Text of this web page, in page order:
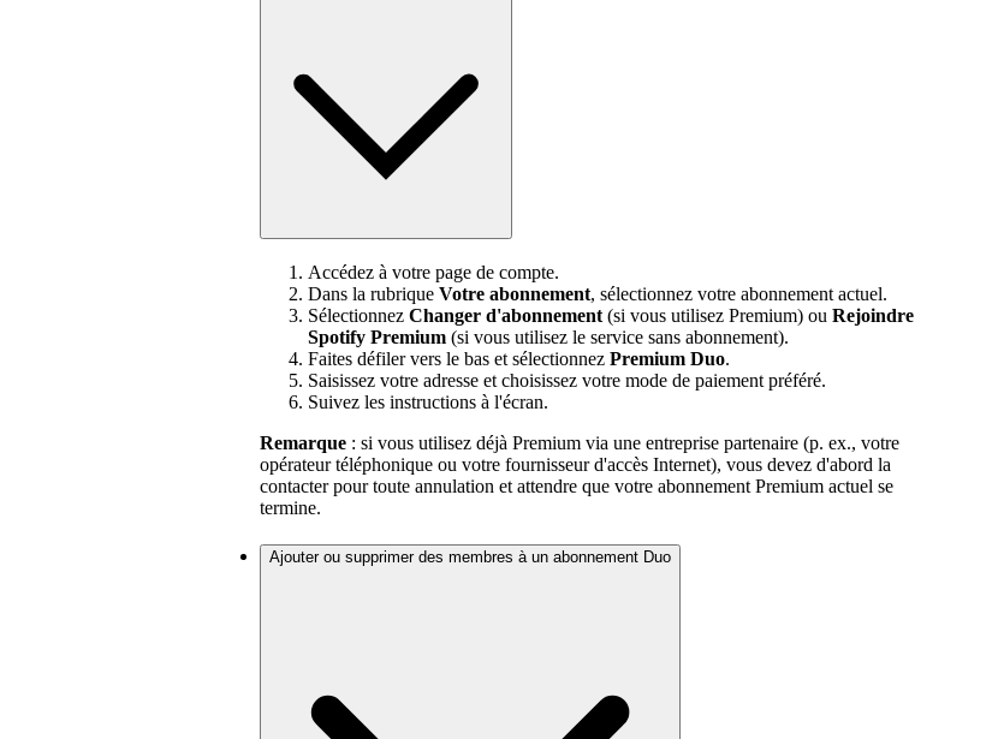
Accédez à votre page de compte.
Dans la rubrique Votre abonnement, sélectionnez votre abonnement actuel.
Sélectionnez Changer d'abonnement (si vous utilisez Premium) ou Rejoindre
Spotify Premium (si vous utilisez le service sans abonnement).
Faites défiler vers le bas et sélectionnez Premium Duo.
Saisissez votre adresse et choisissez votre mode de paiement préféré.
Suivez les instructions à l'écran.
Remarque : si vous utilisez déjà Premium via une entreprise partenaire (p. ex., votre
opérateur téléphonique ou votre fournisseur d'accès Internet), vous devez d'abord la
contacter pour toute annulation et attendre que votre abonnement Premium actuel se
termine.
Ajouter ou supprimer des membres à un abonnement Duo